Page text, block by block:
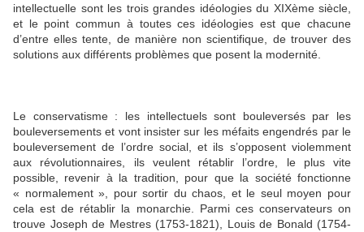
intellectuelle sont les trois grandes idéologies du XIXème siècle,
et le point commun à toutes ces idéologies est que chacune
d’entre elles tente, de manière non scientifique, de trouver des
solutions aux différents problèmes que posent la modernité.
Le conservatisme : les intellectuels sont bouleversés par les
bouleversements et vont insister sur les méfaits engendrés par le
bouleversement de l’ordre social, et ils s’opposent violemment
aux révolutionnaires, ils veulent rétablir l’ordre, le plus vite
possible, revenir à la tradition, pour que la société fonctionne
« normalement », pour sortir du chaos, et le seul moyen pour
cela est de rétablir la monarchie. Parmi ces conservateurs on
trouve Joseph de Mestres (1753-1821), Louis de Bonald (1754-